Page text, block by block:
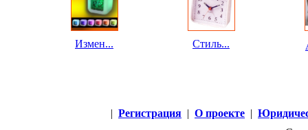
Измен... Стиль...
| Регистрация | О проекте |